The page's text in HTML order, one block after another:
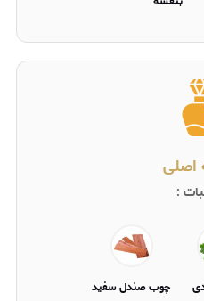
اصلی
:
چوب صندل سفید